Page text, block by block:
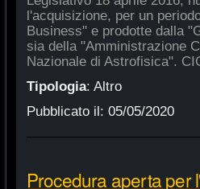
l'acquisizione, per un
Business" e prodotte dalla
sia della "Amministrazione
Nazionale di Astrofisica".
Tipologia: Altro
Pubblicato il: 05/05/2020
Procedura aperta per